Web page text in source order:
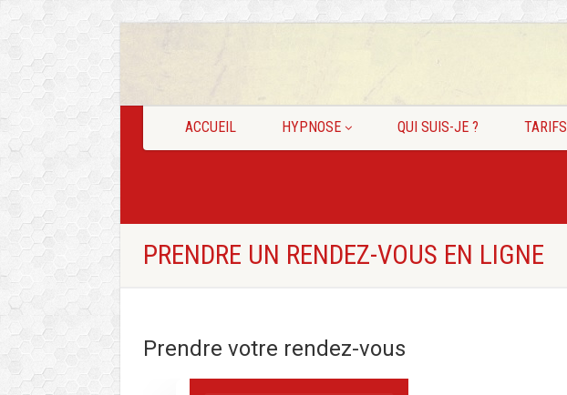
ACCUEIL HYPNOSE QUI SUIS-JE ? TARIFS
PRENDRE UN RENDEZ-VOUS EN LIGNE
Prendre votre rendez-vous